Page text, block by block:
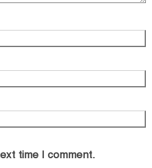
time I comment.